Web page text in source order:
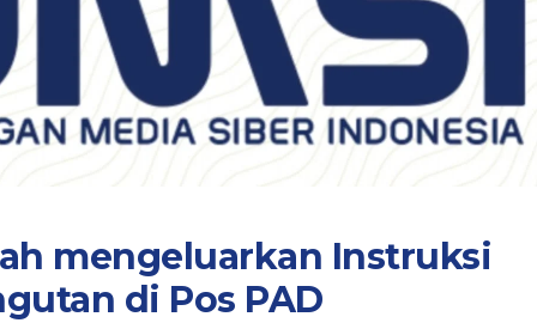
mengeluarkan Instruksi
di Pos PAD